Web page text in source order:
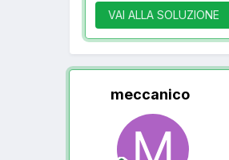
VAI ALLA SOLUZIONE
meccanico